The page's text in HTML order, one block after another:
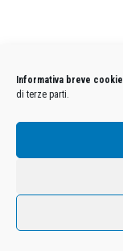
Informativa breve cookie
di terze parti.